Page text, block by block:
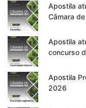
Apostila
Câmara
Apostila
concurso
Apostila
2026